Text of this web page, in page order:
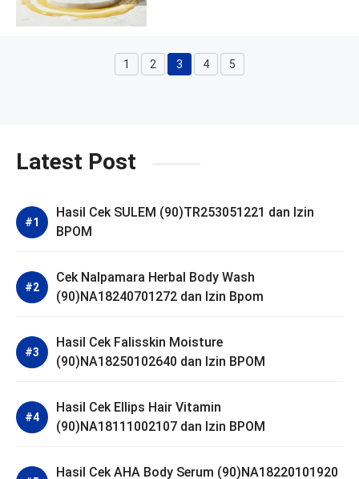
Halaman
1 Halaman
2 Halaman
3 Halaman
4 5
Latest Post
Hasil Cek SULEM (90)TR253051221 dan Izin
BPOM
Cek Nalpamara Herbal Body Wash
(90)NA18240701272 dan Izin Bpom
Hasil Cek Falisskin Moisture
(90)NA18250102640 dan Izin BPOM
Hasil Cek Ellips Hair Vitamin
(90)NA18111002107 dan Izin BPOM
Hasil Cek AHA Body Serum (90)NA18220101920